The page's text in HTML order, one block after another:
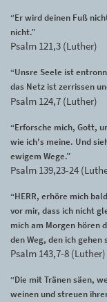
“Er wird deinen Fuß
nicht.”
Psalm 121,3 (Luther)
“Unsre Seele ist
das Netz ist zerrissen
Psalm 124,7 (Luther)
“Erforsche mich, Gott,
wie ich's meine. Und
ewigem Wege.”
Psalm 139,23-24
“HERR, erhöre mich
vor mir, dass ich nicht
mich am Morgen hören
den Weg, den ich
Psalm 143,7-8 (Luther)
“Die mit Tränen säen,
weinen und streuen